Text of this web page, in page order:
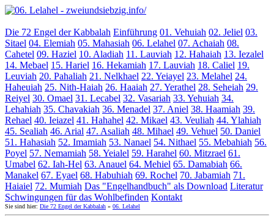
Die 72 Engel der Kabbalah Einführung 01. Vehuiah 02. Jeliel 03.
Sitael 04. Elemiah 05. Mahasiah 06. Lelahel 07. Achaiah 08.
Cahetel 09. Haziel 10. Aladiah 11. Lauviah 12. Hahaiah 13. Iezalel
14. Mebael 15. Hariel 16. Hekamiah 17. Lauviah 18. Caliel 19.
Leuviah 20. Pahaliah 21. Nelkhael 22. Yeiayel 23. Melahel 24.
Haheuiah 25. Nith-Haiah 26. Haaiah 27. Yerathel 28. Seheiah 29.
Reiyel 30. Omael 31. Lecabel 32. Vasariah 33. Yehuiah 34.
Lehahiah 35. Chavakiah 36. Menadel 37. Aniel 38. Haamiah 39.
Rehael 40. Ieiazel 41. Hahahel 42. Mikael 43. Veuliah 44. Ylahiah
45. Sealiah 46. Arial 47. Asaliah 48. Mihael 49. Vehuel 50. Daniel
51. Hahasiah 52. Imamiah 53. Nanael 54. Nithael 55. Mebahiah 56.
Poyel 57. Nemamiah 58. Yeialel 59. Harahel 60. Mitzrael 61.
Umabel 62. Iah-Hel 63. Anauel 64. Mehiel 65. Damabiah 66.
Manakel 67. Eyael 68. Habuhiah 69. Rochel 70. Jabamiah 71.
Haiaiel 72. Mumiah Das "Engelhandbuch" als Download Literatur
Schwingungen für das Wohlbefinden Kontakt
Sie sind hier: Die 72 Engel der Kabbalah » 06. Lelahel